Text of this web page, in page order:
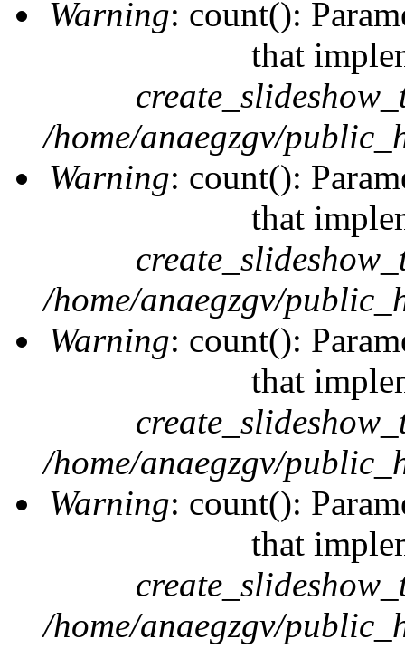
Warning: count():
that
/home/anaegzgv/
Warning: count():
that
/home/anaegzgv/
Warning: count():
that
/home/anaegzgv/
Warning: count():
that
/home/anaegzgv/